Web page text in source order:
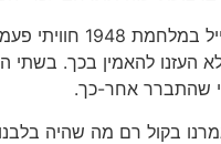
באוזניי יש
לא העזנו להאמין בכך.
שהתברר אחר-כך.
בקול רם מה שהיה בלבנו: